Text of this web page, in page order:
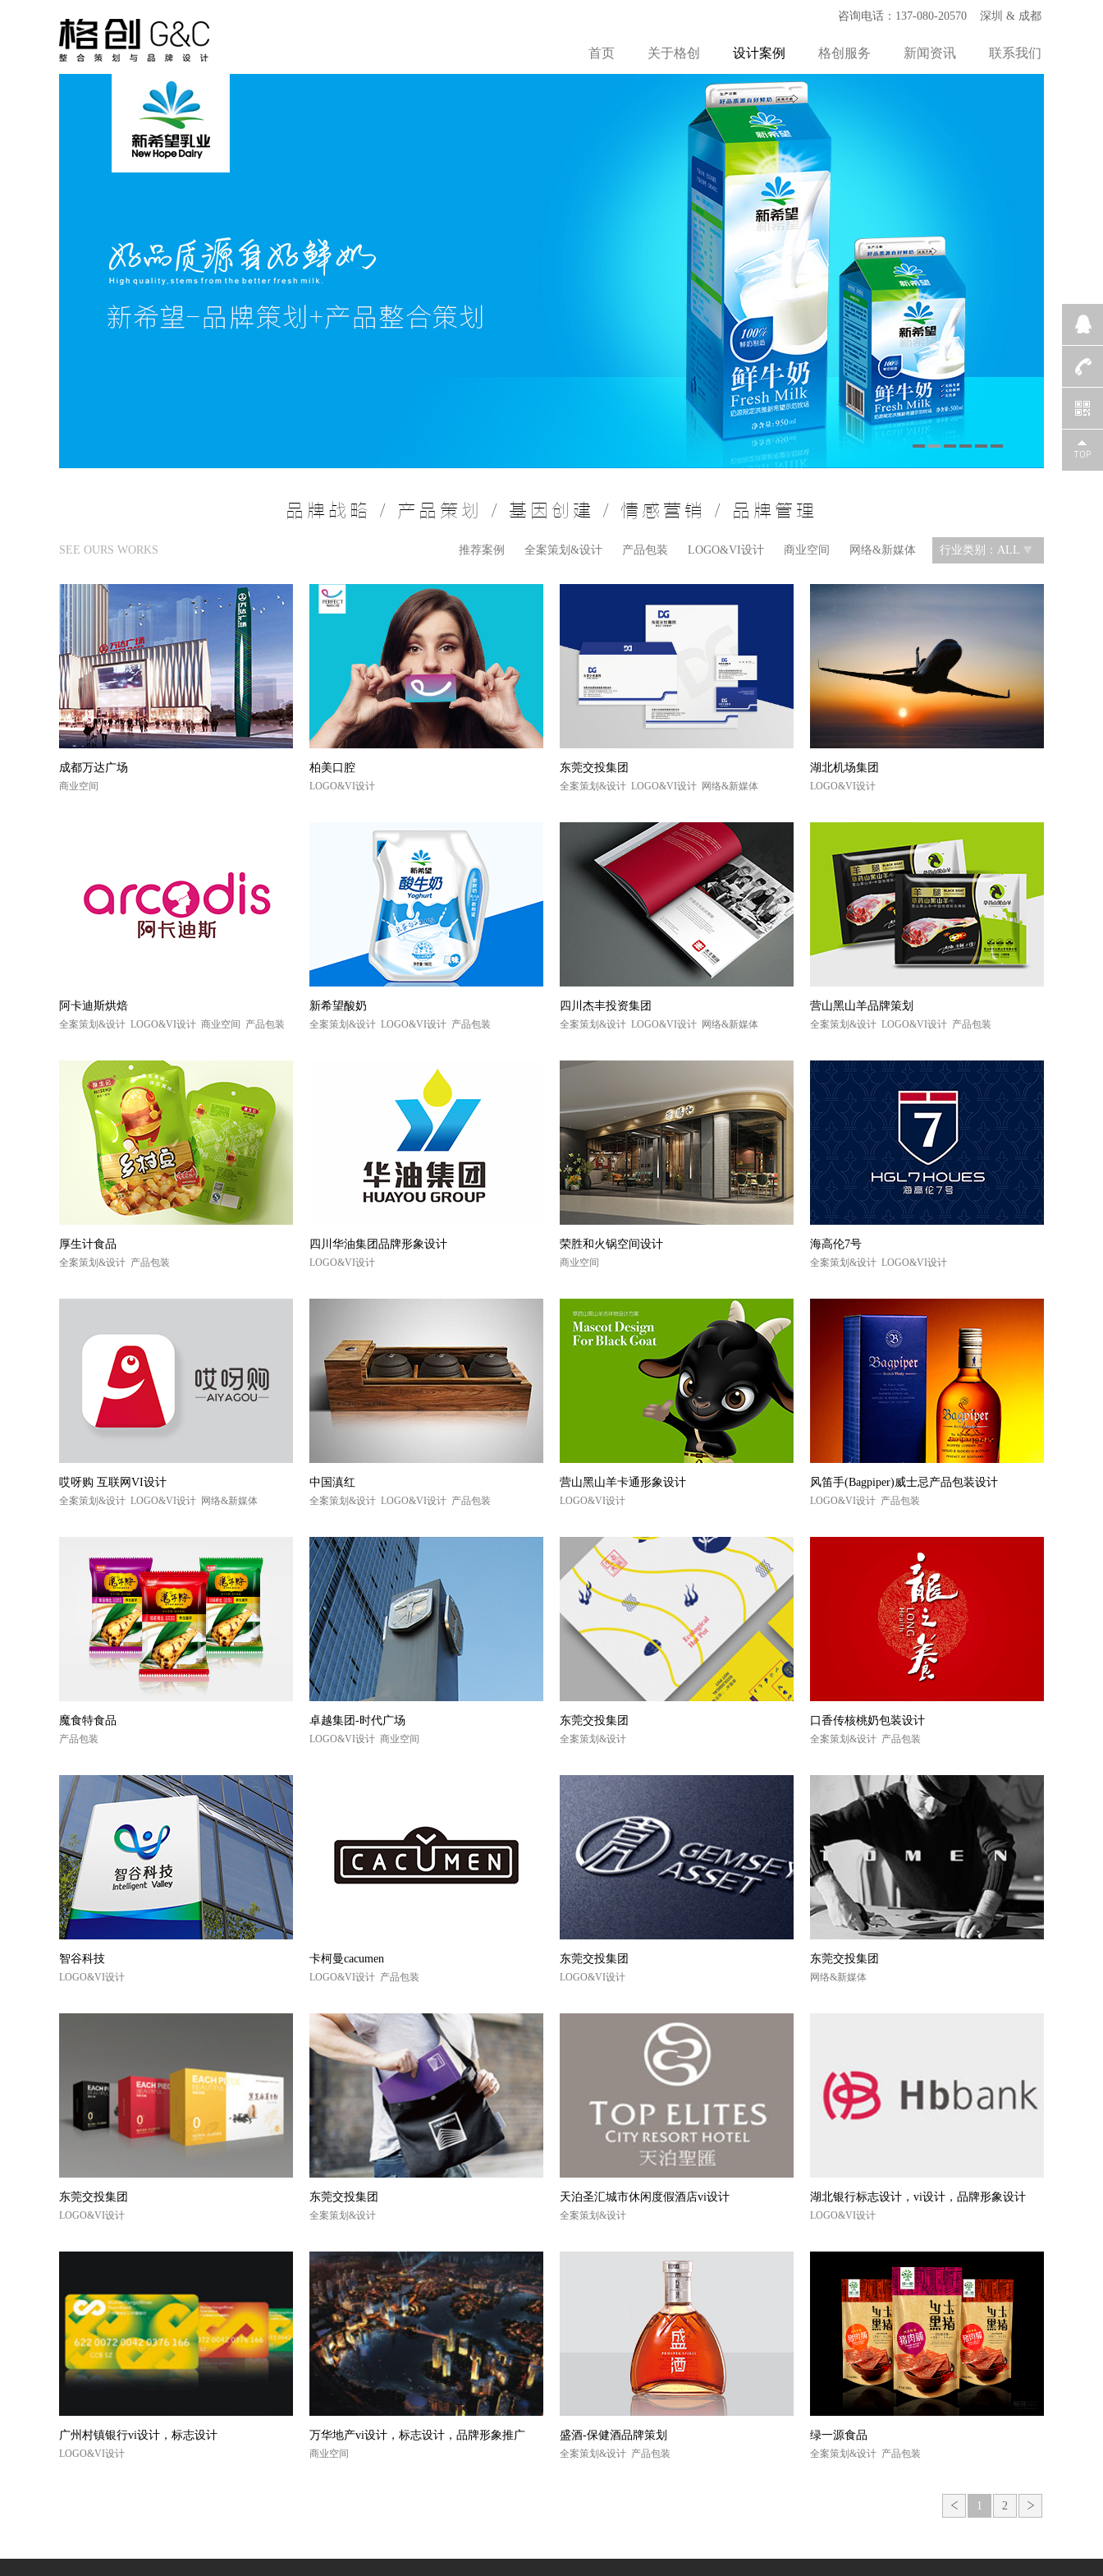
咨询电话：137-080-20570 深圳 & 成都
首页 关于格创 设计案例 格创服务 新闻资讯 联系我们
品牌战略 / 产品策划 / 基因创建 / 情感营销 / 品牌管理
SEE OURS WORKS 推荐案例 全案策划&设计 产品包装 LOGO&VI设计 商业空间 网络&新媒体 行业类别：ALL
成都万达广场
商业空间
柏美口腔
LOGO&VI设计
东莞交投集团
全案策划&设计 LOGO&VI设计 网络&新媒体
湖北机场集团
LOGO&VI设计
阿卡迪斯烘焙
全案策划&设计 LOGO&VI设计 商业空间 产品包装
新希望酸奶
全案策划&设计 LOGO&VI设计 产品包装
四川杰丰投资集团
全案策划&设计 LOGO&VI设计 网络&新媒体
营山黑山羊品牌策划
全案策划&设计 LOGO&VI设计 产品包装
厚生计食品
全案策划&设计 产品包装
四川华油集团品牌形象设计
LOGO&VI设计
荣胜和火锅空间设计
商业空间
海高伦7号
全案策划&设计 LOGO&VI设计
哎呀购 互联网VI设计
全案策划&设计 LOGO&VI设计 网络&新媒体
中国滇红
全案策划&设计 LOGO&VI设计 产品包装
营山黑山羊卡通形象设计
LOGO&VI设计
风笛手(Bagpiper)威士忌产品包装设计
LOGO&VI设计 产品包装
魔食特食品
产品包装
卓越集团-时代广场
LOGO&VI设计 商业空间
东莞交投集团
全案策划&设计
口香传核桃奶包装设计
全案策划&设计 产品包装
智谷科技
LOGO&VI设计
卡柯曼cacumen
LOGO&VI设计 产品包装
东莞交投集团
LOGO&VI设计
东莞交投集团
网络&新媒体
东莞交投集团
LOGO&VI设计
东莞交投集团
全案策划&设计
天泊圣汇城市休闲度假酒店vi设计
全案策划&设计
湖北银行标志设计，vi设计，品牌形象设计
LOGO&VI设计
广州村镇银行vi设计，标志设计
LOGO&VI设计
万华地产vi设计，标志设计，品牌形象推广
商业空间
盛酒-保健酒品牌策划
全案策划&设计 产品包装
绿一源食品
全案策划&设计 产品包装
< 1 2 >